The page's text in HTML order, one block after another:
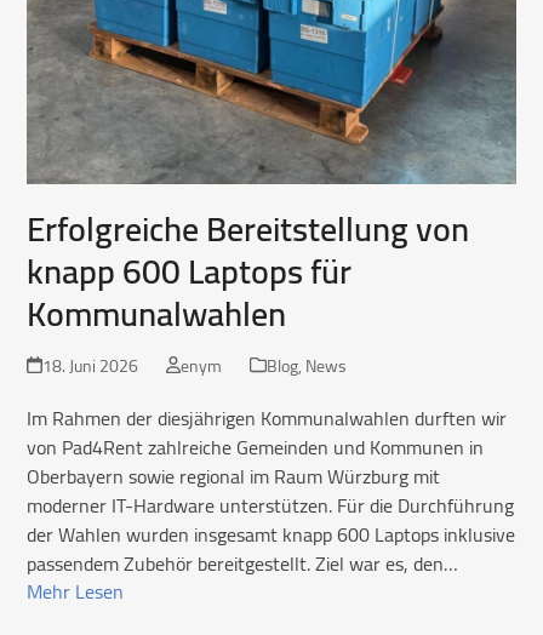
Erfolgreiche Bereitstellung von
knapp 600 Laptops für
Kommunalwahlen
18. Juni 2026 enym Blog,News
Im Rahmen der diesjährigen Kommunalwahlen durften wir
von Pad4Rent zahlreiche Gemeinden und Kommunen in
Oberbayern sowie regional im Raum Würzburg mit
moderner IT-Hardware unterstützen. Für die Durchführung
der Wahlen wurden insgesamt knapp 600 Laptops inklusive
passendem Zubehör bereitgestellt. Ziel war es, den…
Mehr Lesen